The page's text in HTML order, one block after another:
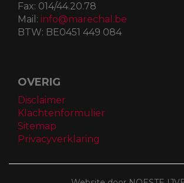
Fax: 014/44.20.78
Mail: info@marechal.be
BTW: BE0451 449 084
OVERIG
Disclaimer
Klachtenformulier
Sitemap
Privacyverklaring